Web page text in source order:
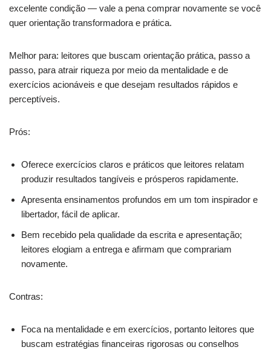
excelente condição — vale a pena comprar novamente se você
quer orientação transformadora e prática.
Melhor para: leitores que buscam orientação prática, passo a
passo, para atrair riqueza por meio da mentalidade e de
exercícios acionáveis e que desejam resultados rápidos e
perceptíveis.
Prós:
Oferece exercícios claros e práticos que leitores relatam
produzir resultados tangíveis e prósperos rapidamente.
Apresenta ensinamentos profundos em um tom inspirador e
libertador, fácil de aplicar.
Bem recebido pela qualidade da escrita e apresentação;
leitores elogiam a entrega e afirmam que comprariam
novamente.
Contras:
Foca na mentalidade e em exercícios, portanto leitores que
buscam estratégias financeiras rigorosas ou conselhos